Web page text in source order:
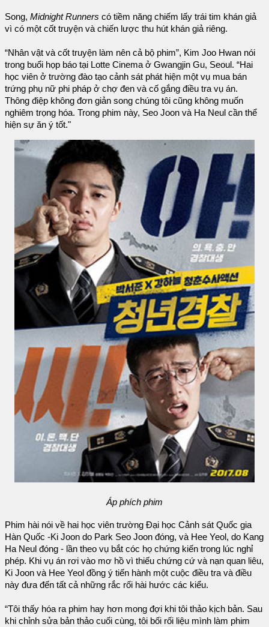
Song, Midnight Runners có tiềm năng chiếm lấy trái tim khán giả
vì có một cốt truyện và chiến lược thu hút khán giả riêng.
“Nhân vật và cốt truyện làm nên cả bộ phim”, Kim Joo Hwan nói
trong buổi họp báo tại Lotte Cinema ở Gwangjin Gu, Seoul. “Hai
học viên ở trường đào tạo cảnh sát phát hiện một vụ mua bán
trứng phụ nữ phi pháp ở chợ đen và cố gắng điều tra vụ án.
Thông điệp không đơn giản song chúng tôi cũng không muốn
nghiêm trọng hóa. Trong phim này, Seo Joon và Ha Neul cần thể
hiện sự ăn ý tốt."
Áp phích phim
Phim hài nói về hai học viên trường Đại học Cảnh sát Quốc gia
Hàn Quốc -Ki Joon do Park Seo Joon đóng, và Hee Yeol, do Kang
Ha Neul đóng - lần theo vụ bắt cóc họ chứng kiến trong lúc nghỉ
phép. Khi vụ án rơi vào mơ hồ vì thiếu chứng cứ và nạn quan liêu,
Ki Joon và Hee Yeol đồng ý tiến hành một cuộc điều tra và điều
này đưa đến tất cả những rắc rối hài hước các kiểu.
“Tôi thấy hóa ra phim hay hơn mong đợi khi tôi thảo kịch bản. Sau
khi chỉnh sửa bản thảo cuối cùng, tôi bối rối liệu mình làm phim